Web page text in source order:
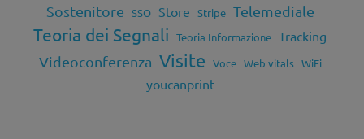
Sostenitore SSO Store Stripe Telemediale
Teoria dei Segnali Teoria Informazione Tracking
Videoconferenza Visite Voce Web vitals WiFi
youcanprint